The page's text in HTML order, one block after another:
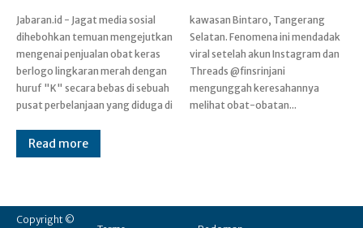
Jabaran.id - Jagat media sosial
dihebohkan temuan mengejutkan
mengenai penjualan obat keras
berlogo lingkaran merah dengan
huruf "K" secara bebas di sebuah
pusat perbelanjaan yang diduga di
kawasan Bintaro, Tangerang
Selatan. Fenomena ini mendadak
viral setelah akun Instagram dan
Threads @finsrinjani
mengunggah keresahannya
melihat obat-obatan...
Read more
Copyright ©